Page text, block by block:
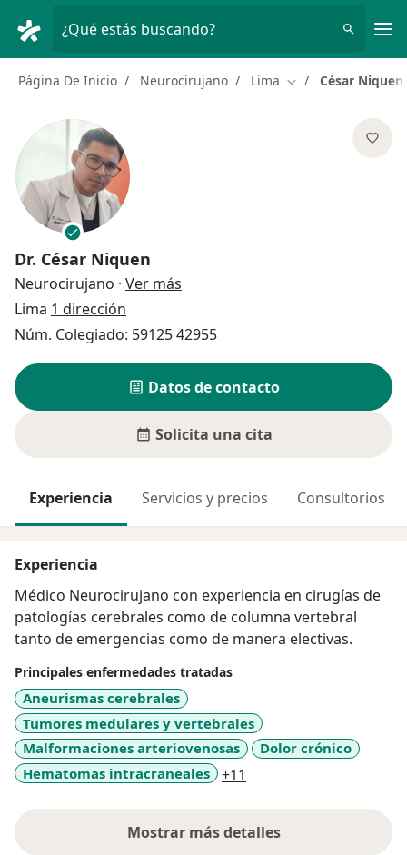
¿Qué estás buscando?
Página De Inicio Neurocirujano Lima Cambiar de ciudad
César Niquen
Dr. César Niquen
Neurocirujano · Ver más
Lima 1 dirección
Núm. Colegiado: 59125 42955
Datos de contacto
Solicita una cita
Experiencia Servicios y precios Consultorios
Experiencia
Médico Neurocirujano con experiencia en cirugías de
patologías cerebrales como de columna vertebral
tanto de emergencias como de manera electivas.
Principales enfermedades tratadas
Aneurismas cerebrales
Tumores medulares y vertebrales
Malformaciones arteriovenosas
Dolor crónico
Hematomas intracraneales
+11
Mostrar más detalles
sobre la experiencia